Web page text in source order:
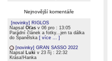
Nejnovější komentáře
[novinky] RIGLOS
Napsal Oťas v 06 pro : 13:05
Parádní článek a fotky...jen ta dálka
do Španělska [ více ... ]
[novinky] GRAN SASSO 2022
Napsal
Luki v 23 říj : 22:32
Krása!Hanka